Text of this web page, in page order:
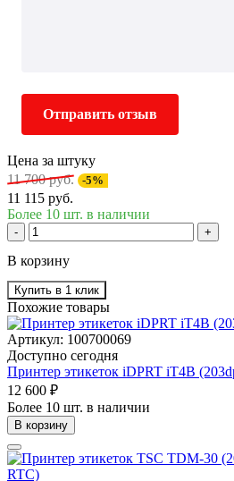
Отправить отзыв
Цена за штуку
11 700 руб. -5%
11 115 руб.
Более 10 шт. в наличии
- +
В корзину
Купить в 1 клик
Похожие товары
Артикул: 100700069
Доступно сегодня
Принтер этикеток iDPRT iT4B
12 600 ₽
Более 10 шт. в наличии
В корзину